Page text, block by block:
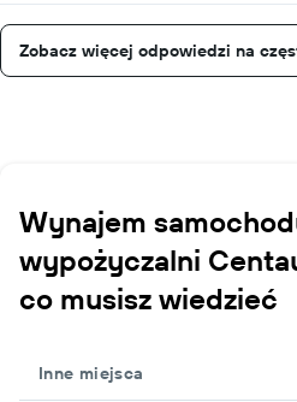
Zobacz więcej odpowiedzi na
Wynajem
wypożyczalni
co musisz wiedzieć
Inne miejsca